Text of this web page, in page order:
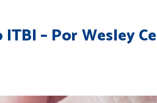
– Por Wesley